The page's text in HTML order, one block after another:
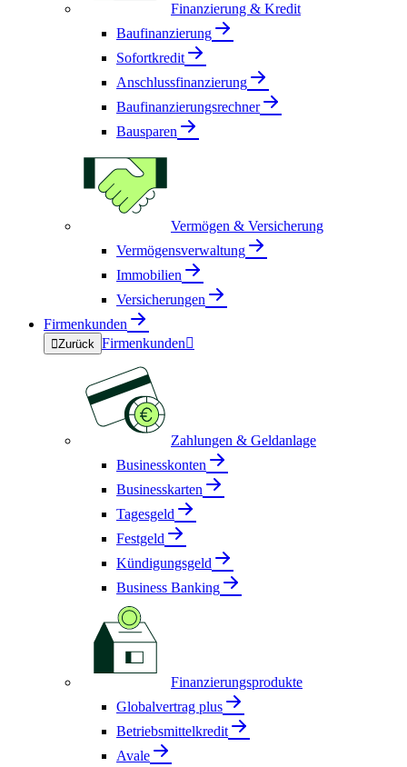
Finanzierung & Kredit
Baufinanzierung
Sofortkredit
Anschlussfinanzierung
Baufinanzierungsrechner
Bausparen
Vermögen & Versicherung
Vermögensverwaltung
Immobilien
Versicherungen
Firmenkunden
Zurück Firmenkunden
Zahlungen & Geldanlage
Businesskonten
Businesskarten
Tagesgeld
Festgeld
Kündigungsgeld
Business Banking
Finanzierungsprodukte
Globalvertrag plus
Betriebsmittelkredit
Avale